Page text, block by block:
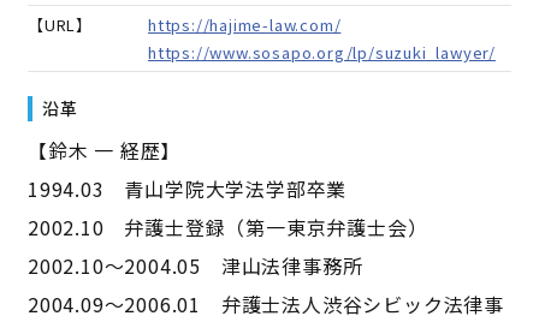
【URL】
https://hajime-law.com/
https://www.sosapo.org/lp/suzuki_lawyer/
沿革
【鈴木 一 経歴】
1994.03 青山学院大学法学部卒業
2002.10 弁護士登録（第一東京弁護士会）
2002.10〜2004.05 津山法律事務所
2004.09〜2006.01 弁護士法人渋谷シビック法律事